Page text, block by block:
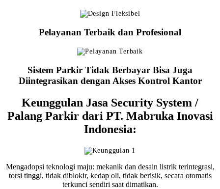
Pelayanan Terbaik dan Profesional
Sistem Parkir Tidak Berbayar Bisa Juga
Diintegrasikan dengan Akses Kontrol Kantor
Keunggulan Jasa Security System /
Palang Parkir dari PT. Mabruka Inovasi
Indonesia:
Mengadopsi teknologi maju: mekanik dan desain listrik terintegrasi,
torsi tinggi, tidak diblokir, kedap oli, tidak berisik, secara otomatis
terkunci sendiri saat dimatikan.